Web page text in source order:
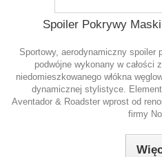
Spoiler Pokrywy
Sportowy, aerodynamiczny spoiler
podwójne wykonany w
niedomieszkowanego włókna
dynamicznej stylistyce.
Aventador & Roadster wprost od
firmy